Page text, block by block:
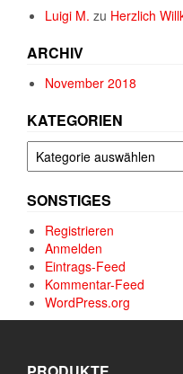
Luigi M. zu Herzlich
ARCHIV
November 2018
KATEGORIEN
Kategorien
SONSTIGES
Registrieren
Anmelden
Eintrags-Feed
Kommentar-Feed
WordPress.org